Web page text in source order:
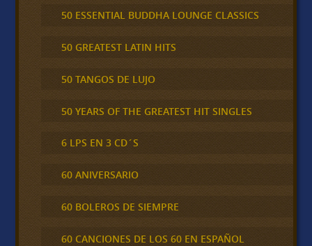
50 ESSENTIAL BUDDHA LOUNGE CLASSICS
50 GREATEST LATIN HITS
50 TANGOS DE LUJO
50 YEARS OF THE GREATEST HIT SINGLES
6 LPS EN 3 CD´S
60 ANIVERSARIO
60 BOLEROS DE SIEMPRE
60 CANCIONES DE LOS 60 EN ESPAÑOL